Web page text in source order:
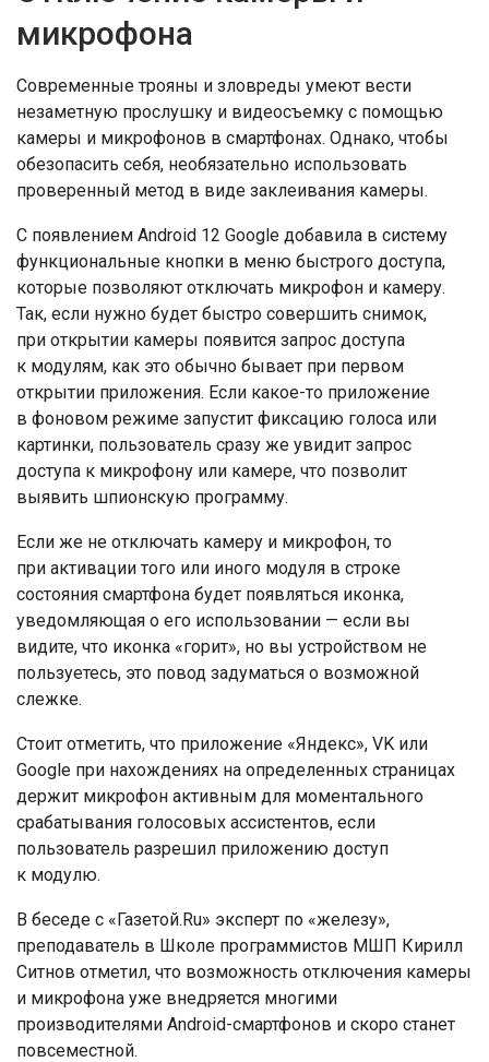
микрофона
Современные трояны и зловреды умеют вести
незаметную прослушку и видеосъемку с помощью
камеры и микрофонов в смартфонах. Однако, чтобы
обезопасить себя, необязательно использовать
проверенный метод в виде заклеивания камеры.
С появлением Android 12 Google добавила в систему
функциональные кнопки в меню быстрого доступа,
которые позволяют отключать микрофон и камеру.
Так, если нужно будет быстро совершить снимок,
при открытии камеры появится запрос доступа
к модулям, как это обычно бывает при первом
открытии приложения. Если какое-то приложение
в фоновом режиме запустит фиксацию голоса или
картинки, пользователь сразу же увидит запрос
доступа к микрофону или камере, что позволит
выявить шпионскую программу.
Если же не отключать камеру и микрофон, то
при активации того или иного модуля в строке
состояния смартфона будет появляться иконка,
уведомляющая о его использовании — если вы
видите, что иконка «горит», но вы устройством не
пользуетесь, это повод задуматься о возможной
слежке.
Стоит отметить, что приложение «Яндекс», VK или
Google при нахождениях на определенных страницах
держит микрофон активным для моментального
срабатывания голосовых ассистентов, если
пользователь разрешил приложению доступ
к модулю.
В беседе с «Газетой.Ru» эксперт по «железу»,
преподаватель в Школе программистов МШП Кирилл
Ситнов отметил, что возможность отключения камеры
и микрофона уже внедряется многими
производителями Android-смартфонов и скоро станет
повсеместной.